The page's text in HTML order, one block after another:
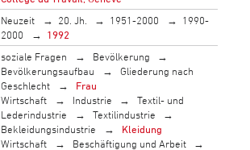
Neuzeit 20. Jh. 1951-2000
1990-
2000
1992
soziale Fragen
Bevölkerung
Bevölkerungsaufbau
Gliederung nach
Geschlecht
Frau
Wirtschaft
Industrie
Textil- und
Lederindustrie
Textilindustrie
Bekleidungsindustrie
Kleidung
Wirtschaft
Beschäftigung und Arbeit